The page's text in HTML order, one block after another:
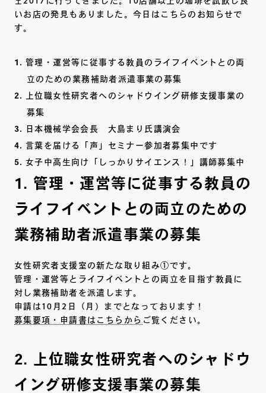
いお店の発見もありました。今日はこちらのお知らせで
す。
管理・運営等に従事する教員のライフイベントとの両
立のための業務補助者派遣事業の募集
上位職女性研究者へのシャドウイング研修支援事業の
募集
日本機械学会会長 大島まり氏講演会
言葉を届ける「声」セミナー参加者募集中です
女子中高生向け「しっかりサイエンス！」講師募集中
1. 管理・運営等に従事する教員の
ライフイベントとの両立のための
業務補助者派遣事業の募集
女性研究者支援室の新たな取り組み①です。
管理・運営等とライフイベントとの両立を目指す教員に
対し業務補助者を派遣します。
申請は10月2日（月）までとなっております！
募集要項・申請書はこちらから ご覧ください。
2. 上位職女性研究者へのシャドウ
イング研修支援事業の募集